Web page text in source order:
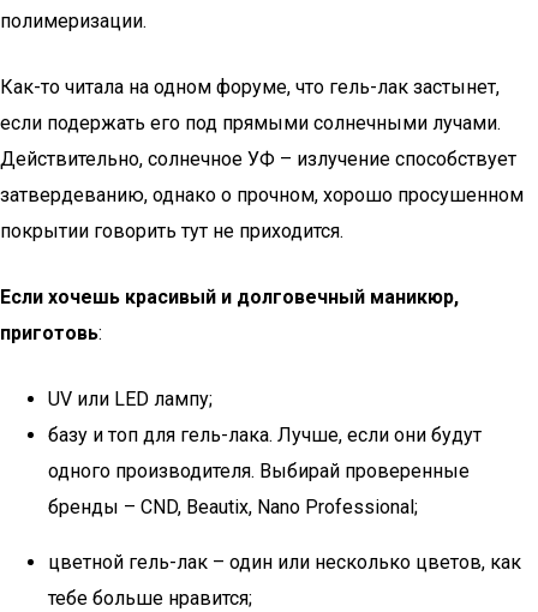
полимеризации.
Как-то читала на одном форуме, что гель-лак застынет,
если подержать его под прямыми солнечными лучами.
Действительно, солнечное УФ – излучение способствует
затвердеванию, однако о прочном, хорошо просушенном
покрытии говорить тут не приходится.
Если хочешь красивый и долговечный маникюр,
приготовь:
UV или LED лампу;
базу и топ для гель-лака. Лучше, если они будут
одного производителя. Выбирай проверенные
бренды – CND, Beautix, Nano Professional;
цветной гель-лак – один или несколько цветов, как
тебе больше нравится;